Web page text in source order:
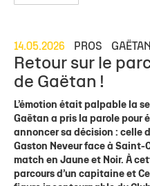
14.05.2026 PROS
Retour sur le
de Gaëtan !
L’émotion était palpable la
Gaëtan a pris la parole pour
annoncer sa décision : celle
Gaston Neveur face à Saint-
match en Jaune et Noir. À
parcours d’un capitaine et